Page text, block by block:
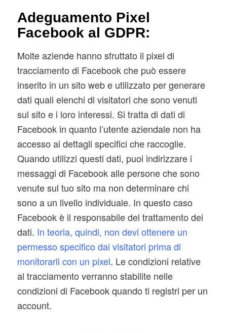
Adeguamento Pixel
Facebook al GDPR:
Molte aziende hanno sfruttato il pixel di
tracciamento di Facebook che può essere
inserito in un sito web e utilizzato per generare
dati quali elenchi di visitatori che sono venuti
sul sito e i loro interessi. Si tratta di dati di
Facebook in quanto l’utente aziendale non ha
accesso ai dettagli specifici che raccoglie.
Quando utilizzi questi dati, puoi indirizzare i
messaggi di Facebook alle persone che sono
venute sul tuo sito ma non determinare chi
sono a un livello individuale. In questo caso
Facebook è il responsabile del trattamento dei
dati. In teoria, quindi, non devi ottenere un
permesso specifico dai visitatori prima di
monitorarli con un pixel. Le condizioni relative
al tracciamento verranno stabilite nelle
condizioni di Facebook quando ti registri per un
account.